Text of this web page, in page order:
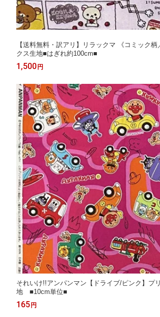
【送料無料・訳アリ】リラックマ 《コミック
クス生地■はぎれ約100cm■
1,500 円
それいけ!!アンパンマン【ドライブ/ピンク】プ
地 ■10cm単位■
165 円